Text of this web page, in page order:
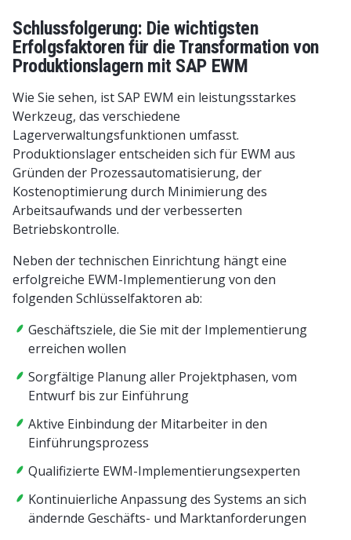
Schlussfolgerung: Die wichtigsten
Erfolgsfaktoren für die Transformation von
Produktionslagern mit SAP EWM
Wie Sie sehen, ist SAP EWM ein leistungsstarkes
Werkzeug, das verschiedene
Lagerverwaltungsfunktionen umfasst.
Produktionslager entscheiden sich für EWM aus
Gründen der Prozessautomatisierung, der
Kostenoptimierung durch Minimierung des
Arbeitsaufwands und der verbesserten
Betriebskontrolle.
Neben der technischen Einrichtung hängt eine
erfolgreiche EWM-Implementierung von den
folgenden Schlüsselfaktoren ab:
Geschäftsziele, die Sie mit der Implementierung
erreichen wollen
Sorgfältige Planung aller Projektphasen, vom
Entwurf bis zur Einführung
Aktive Einbindung der Mitarbeiter in den
Einführungsprozess
Qualifizierte EWM-Implementierungsexperten
Kontinuierliche Anpassung des Systems an sich
ändernde Geschäfts- und Marktanforderungen